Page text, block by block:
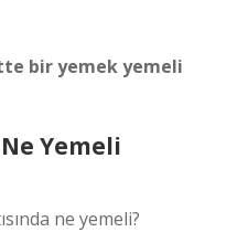
bir yemek yemeli
Yemeli
ne yemeli?